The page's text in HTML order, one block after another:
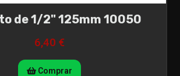
de 1/2" 125mm 10050
6,40 €
Comprar